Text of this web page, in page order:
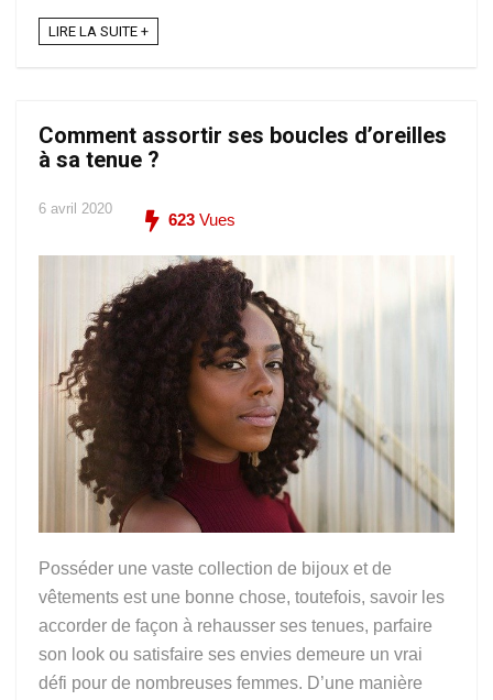
LIRE LA SUITE +
Comment assortir ses boucles d’oreilles
à sa tenue ?
6 avril 2020
623 Vues
Posséder une vaste collection de bijoux et de
vêtements est une bonne chose, toutefois, savoir les
accorder de façon à rehausser ses tenues, parfaire
son look ou satisfaire ses envies demeure un vrai
défi pour de nombreuses femmes. D’une manière